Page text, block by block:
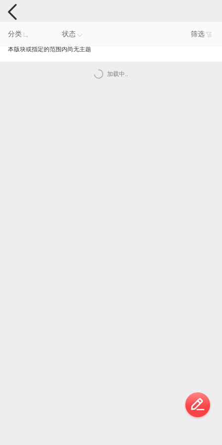
手机反馈
分类 状态 筛选
本版块或指定的范围内尚无主题
加载中..